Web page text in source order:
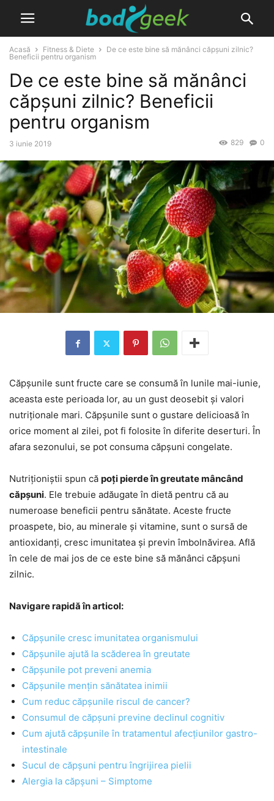
Acasă Fitness & Diete
De ce este bine să mănânci căpșuni zilnic?
Beneficii pentru organism
De ce este bine să mănânci
căpșuni zilnic? Beneficii
pentru organism
3 iunie 2019 0
829
Căpșunile sunt fructe care se consumă în lunile mai-iunie,
aceasta este perioada lor, au un gust deosebit și valori
nutriționale mari. Căpșunile sunt o gustare delicioasă în
orice moment al zilei, pot fi folosite în diferite deserturi. În
afara sezonului, se pot consuma căpșuni congelate.
Nutriționiștii spun că poți pierde în greutate mâncând
căpșuni. Ele trebuie adăugate în dietă pentru că au
numeroase beneficii pentru sănătate. Aceste fructe
proaspete, bio, au minerale și vitamine, sunt o sursă de
antioxidanți, cresc imunitatea și previn îmbolnăvirea. Află
în cele de mai jos de ce este bine să mănânci căpșuni
zilnic.
Navigare rapidă în articol:
Căpșunile cresc imunitatea organismului
Căpșunile ajută la scăderea în greutate
Căpșunile pot preveni anemia
Căpșunile mențin sănătatea inimii
Cum reduc căpșunile riscul de cancer?
Consumul de căpșuni previne declinul cognitiv
Cum ajută căpșunile în tratamentul afecțiunilor gastro-
intestinale
Sucul de căpșuni pentru îngrijirea pielii
Alergia la căpșuni – Simptome